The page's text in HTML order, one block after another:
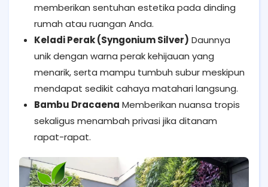
memberikan sentuhan estetika pada dinding
rumah atau ruangan Anda.
Keladi Perak (Syngonium Silver) Daunnya
unik dengan warna perak kehijauan yang
menarik, serta mampu tumbuh subur meskipun
mendapat sedikit cahaya matahari langsung.
Bambu Dracaena Memberikan nuansa tropis
sekaligus menambah privasi jika ditanam
rapat-rapat.